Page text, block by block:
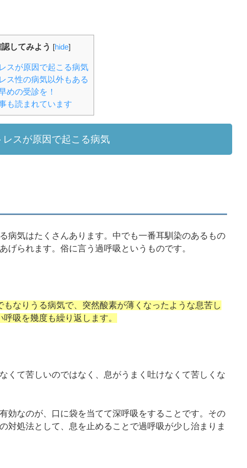
してみよう [hide]
スが原因で起こる病気
ス性の病気以外もある
めの受診を！
も読まれています
スが原因で起こる病気
病気はたくさんあります。中でも一番耳馴染のあるもの
げられます。俗に言う過呼吸というものです。
もなりうる病気で、突然酸素が薄くなったような息苦し
呼吸を幾度も繰り返します。
くて苦しいのではなく、息がうまく吐けなくて苦しくな
効なのが、口に袋を当てて深呼吸をすることです。その
対処法として、息を止めることで過呼吸が少し治まりま